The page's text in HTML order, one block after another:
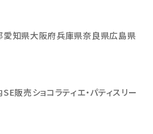
愛知県大阪府兵庫県奈良県広島県
SE販売ショコラティエ・パティスリー